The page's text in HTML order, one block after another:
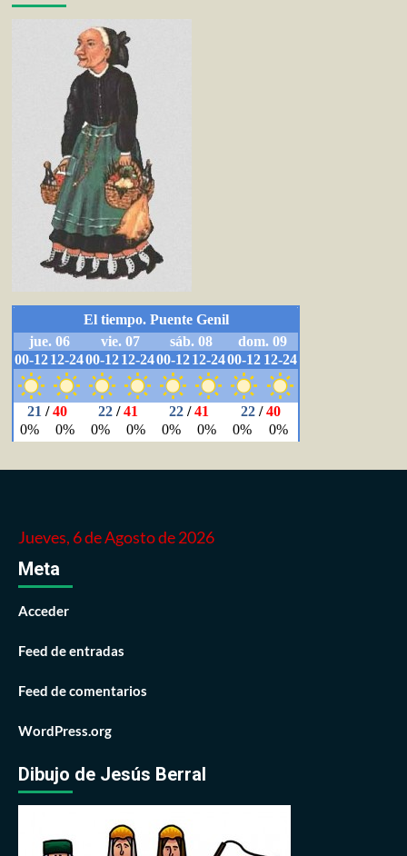
Jueves, 6 de Agosto de 2026
Meta
Acceder
Feed de entradas
Feed de comentarios
WordPress.org
Dibujo de Jesús Berral